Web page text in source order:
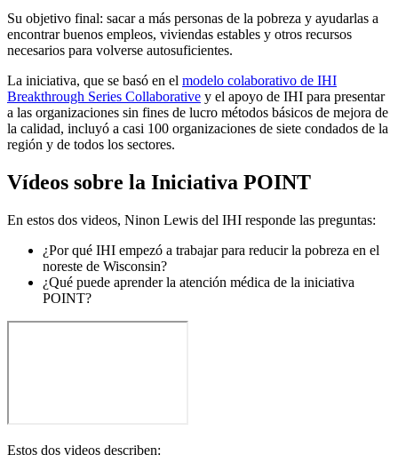
Su objetivo final: sacar a más personas de la pobreza y ayudarlas a
encontrar buenos empleos, viviendas estables y otros recursos
necesarios para volverse autosuficientes.
La iniciativa, que se basó en el modelo colaborativo de IHI
Breakthrough Series Collaborative y el apoyo de IHI para presentar
a las organizaciones sin fines de lucro métodos básicos de mejora de
la calidad, incluyó a casi 100 organizaciones de siete condados de la
región y de todos los sectores.
Vídeos sobre la Iniciativa POINT
En estos dos videos, Ninon Lewis del IHI responde las preguntas:
¿Por qué IHI empezó a trabajar para reducir la pobreza en el
noreste de Wisconsin?
¿Qué puede aprender la atención médica de la iniciativa
POINT?
Estos dos videos describen: